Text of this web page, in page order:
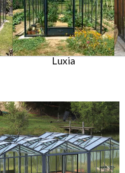
Luxia